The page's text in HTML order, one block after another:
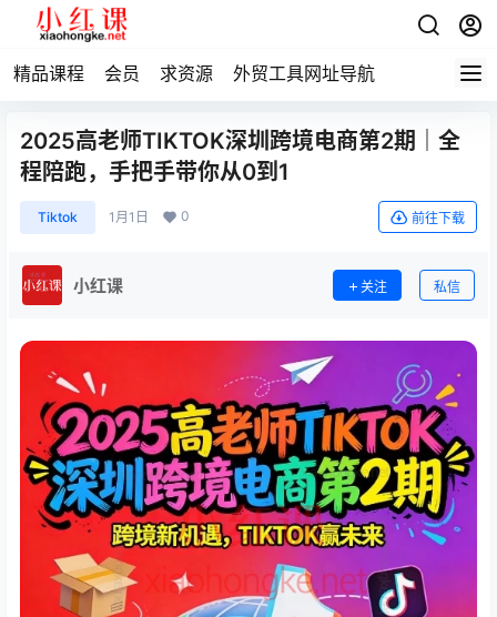
精品课程 会员 求资源 外贸工具网址导航
2025高老师TIKTOK深圳跨境电商第2期｜全
程陪跑，手把手带你从0到1
Tiktok 1月1日 0 前往下载
小红课 关注 私信